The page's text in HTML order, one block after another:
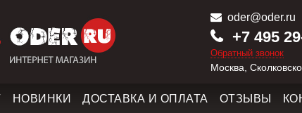
oder@oder.ru
+7 495
Обратный звонок
Москва,
НОВИНКИ ДОСТАВКА И ОПЛАТА ОТЗЫВЫ